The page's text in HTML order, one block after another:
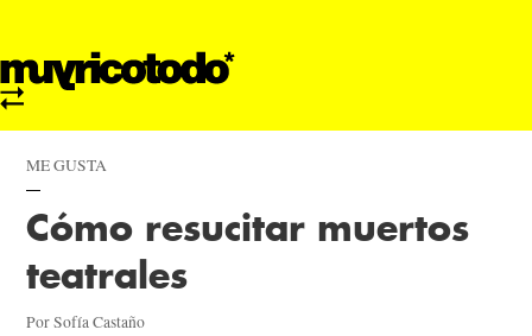
ME GUSTA
Cómo resucitar muertos
teatrales
Por Sofía Castaño